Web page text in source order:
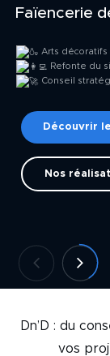
Faïencerie
Arts décoratifs
Refonte du
Conseil
Découvrir
Nos
Dn’D : du
vos